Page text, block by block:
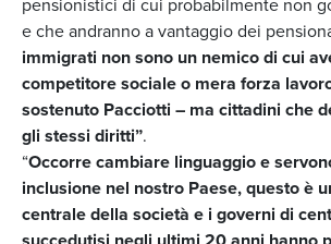
e che andranno a vantaggio dei
immigrati non sono un nemico di cui
competitore sociale o mera forza
sostenuto Pacciotti – ma cittadini che
gli stessi diritti”.
“Occorre cambiare linguaggio e
inclusione nel nostro Paese, questo è
centrale della società e i governi di